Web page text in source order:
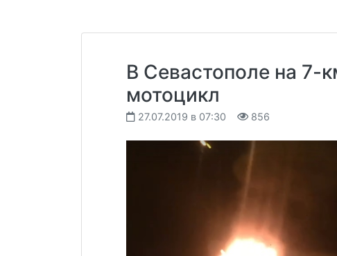
В Севастополе на 7-
мотоцикл
27.07.2019 в 07:30 856